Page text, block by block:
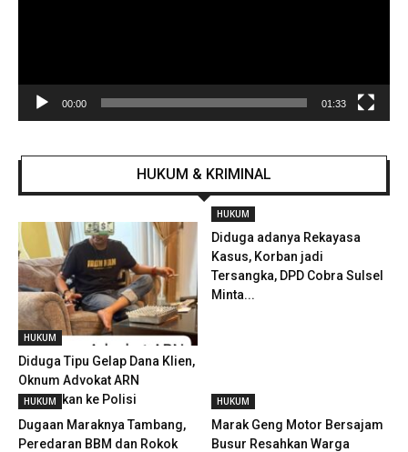
00:00 01:33
HUKUM & KRIMINAL
HUKUM
Diduga Tipu Gelap Dana Klien,
Oknum Advokat ARN
Dilaporkan ke Polisi
HUKUM
Diduga adanya Rekayasa
Kasus, Korban jadi
Tersangka, DPD Cobra Sulsel
Minta...
HUKUM
Dugaan Maraknya Tambang,
Peredaran BBM dan Rokok
HUKUM
Marak Geng Motor Bersajam
Busur Resahkan Warga